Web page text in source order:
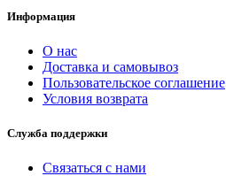
Информация
О нас
Доставка и самовывоз
Пользовательское соглашение
Условия возврата
Служба поддержки
Связаться с нами